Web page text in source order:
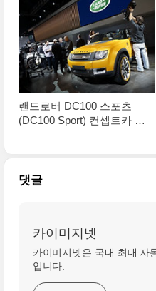
랜드로버 DC100 스포츠
(DC100 Sport) 컨셉트카 풀
댓글
카이미지넷
카이미지넷은 국내 최대 자
입니다.